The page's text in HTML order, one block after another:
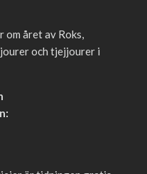
året av Roks,
och tjejjourer i